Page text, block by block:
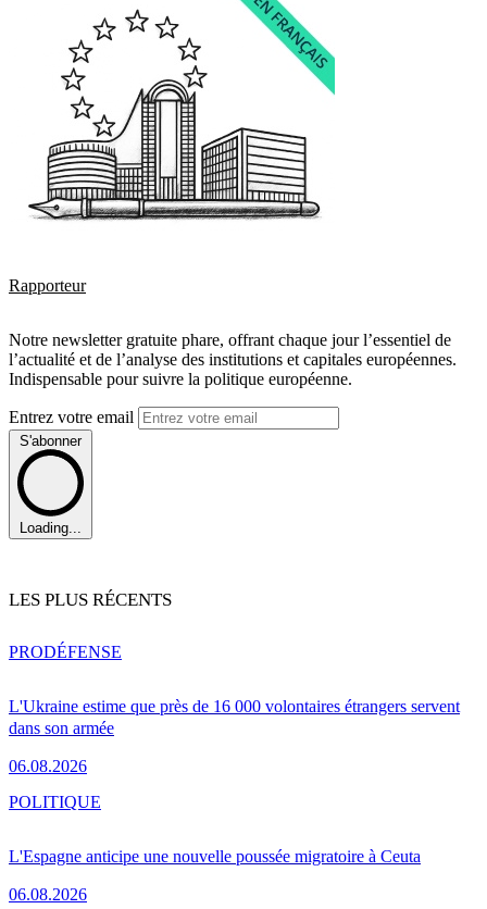
Rapporteur
Notre newsletter gratuite phare, offrant chaque jour l’essentiel de
l’actualité et de l’analyse des institutions et capitales européennes.
Indispensable pour suivre la politique européenne.
Entrez votre email
S'abonner
Loading...
LES PLUS RÉCENTS
L'Ukraine estime que près de 16 000 volontaires étrangers servent
dans son armée
06.08.2026
PRODÉFENSE
L'Espagne anticipe une nouvelle poussée migratoire à Ceuta
06.08.2026
POLITIQUE